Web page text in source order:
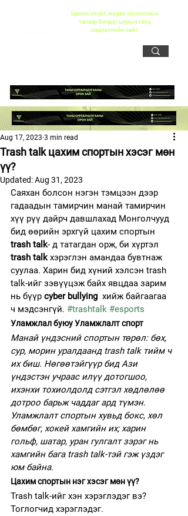
Цахим спорт, видео тоглоомын
талаар бичдэг цорын ганц
мэдээллийн сайт
Trash talk цахим спортын хэсэг мөн
үү?
Aug 17, 2023 3 min read
Updated:Aug 31, 2023
Саяхан болсон нэгэн тэмцээн дээр
гадаадын тамирчин манай тамирчин
хүү рүү дайрч давшлахад Монголчууд
бид өөрийн эрхгүй цахим спортын
trash talk- д татагдан орж, би хүртэл
trash talk хэрэглэн амандаа бувтнаж
суулаа. Харин бид хүний хэлсэн trash
talk-ийг зэвүүцэж байх явцдаа зарим
нь бүүр cyber bullying
  хийж байгаагаа
ч мэдсэнгүй. #trashtalk #esports
Уламжлал буюу Уламжлалт спорт
Манай үндэсний спортын төрөл: бөх,
сур, морин уралдаанд trash talk тийм ч
их биш. Нөгөөтэйгүүр бид Ази
үндэстэн учраас илүү дотогшоо,
ихэнхи тохиолдолд сэтгэл хөдлөлөө
дотроо барьж чаддаг ард түмэн.
Уламжлалт спортын хувьд бокс, хөл
бөмбөг, хокей хамгийн их; харин
гольф, шатар, уран гулгалт зэрэг нь
хамгийн бага trash talk-тэй гэж үздэг
юм байна.
Цахим спортын нэг хэсэг мөн үү?
Trash talk-ийг хэн хэрэглэдэг вэ?
Тоглогчид хэрэглэдэг.